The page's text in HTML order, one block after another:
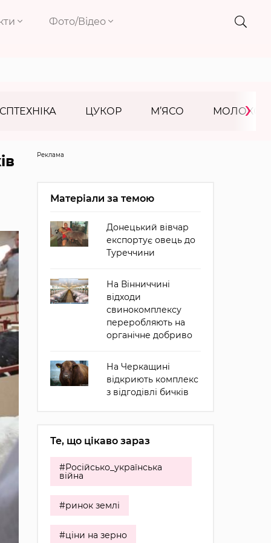
Фото/Відео
ЦУКОР М’ЯСО МОЛОКО
›
Реклама
Матеріали за темою
Донецький вівчар
експортує овець до
Туреччини
На Вінниччині
відходи
свинокомплексу
переробляють на
органічне добриво
На Черкащині
відкриють комплекс
з відгодівлі бичків
Те, що цікаво зараз
#Російсько_українська
війна
#ринок землі
#ціни на зерно